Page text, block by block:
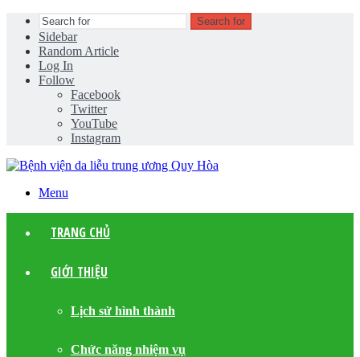
Search for
Sidebar
Random Article
Log In
Follow
Facebook
Twitter
YouTube
Instagram
Menu
TRANG CHỦ
GIỚI THIỆU
Lịch sử hình thành
Chức năng nhiệm vụ